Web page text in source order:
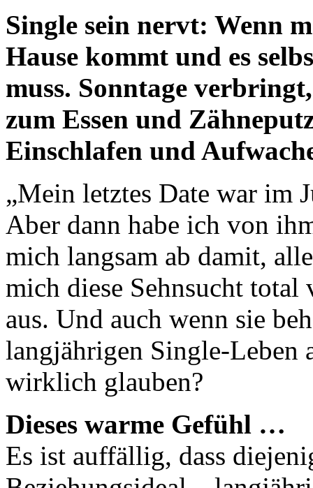
Single sein nervt: Wenn
Hause kommt und es
muss. Sonntage
zum Essen und
Einschlafen und
„Mein letztes Date war im
Aber dann habe ich von
mich langsam ab damit,
mich diese Sehnsucht
aus. Und auch wenn sie
langjährigen Single-Leben
wirklich glauben?
Dieses warme Gefühl …
Es ist auffällig, dass